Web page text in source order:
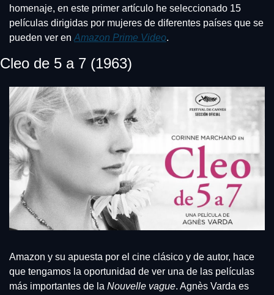
homenaje, en este primer artículo he seleccionado 15
películas dirigidas por mujeres de diferentes países que se
pueden ver en Amazon Prime Video.
Cleo de 5 a 7 (1963)
Amazon y su apuesta por el cine clásico y de autor, hace
que tengamos la oportunidad de ver una de las películas
más importantes de la Nouvelle vague. Agnès Varda es